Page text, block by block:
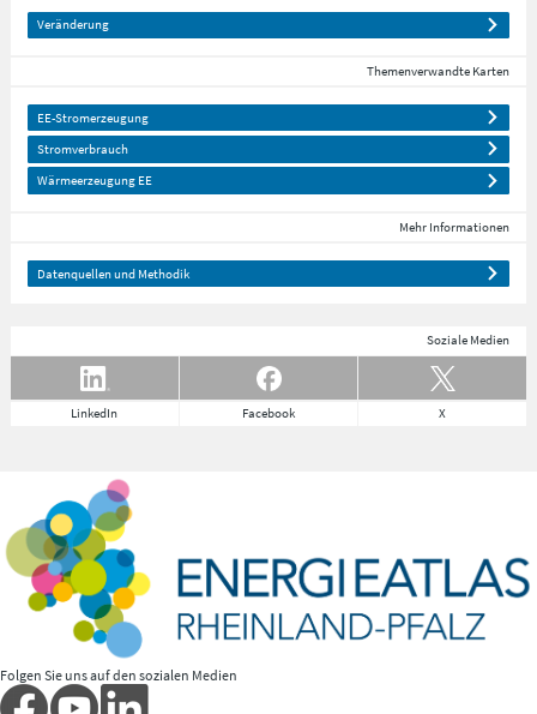
Veränderung
Themenverwandte Karten
EE-Stromerzeugung
Stromverbrauch
Wärmeerzeugung EE
Mehr Informationen
Datenquellen und Methodik
Soziale Medien
LinkedIn Facebook X
Folgen Sie uns auf den sozialen Medien